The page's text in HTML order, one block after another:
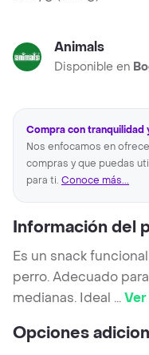
Animals
Disponible en
Compra con tranquilidad
Nos enfocamos en
compras y que puedas
para ti. Conoce más...
Información del
Es un snack
perro. Adecuado
medianas. Ideal ...
Opciones